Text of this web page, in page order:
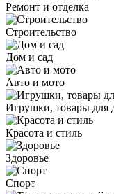
Ремонт и отделка
Строительство
Дом и сад
Авто и мото
Игрушки, товары для
Красота и стиль
Здоровье
Спорт